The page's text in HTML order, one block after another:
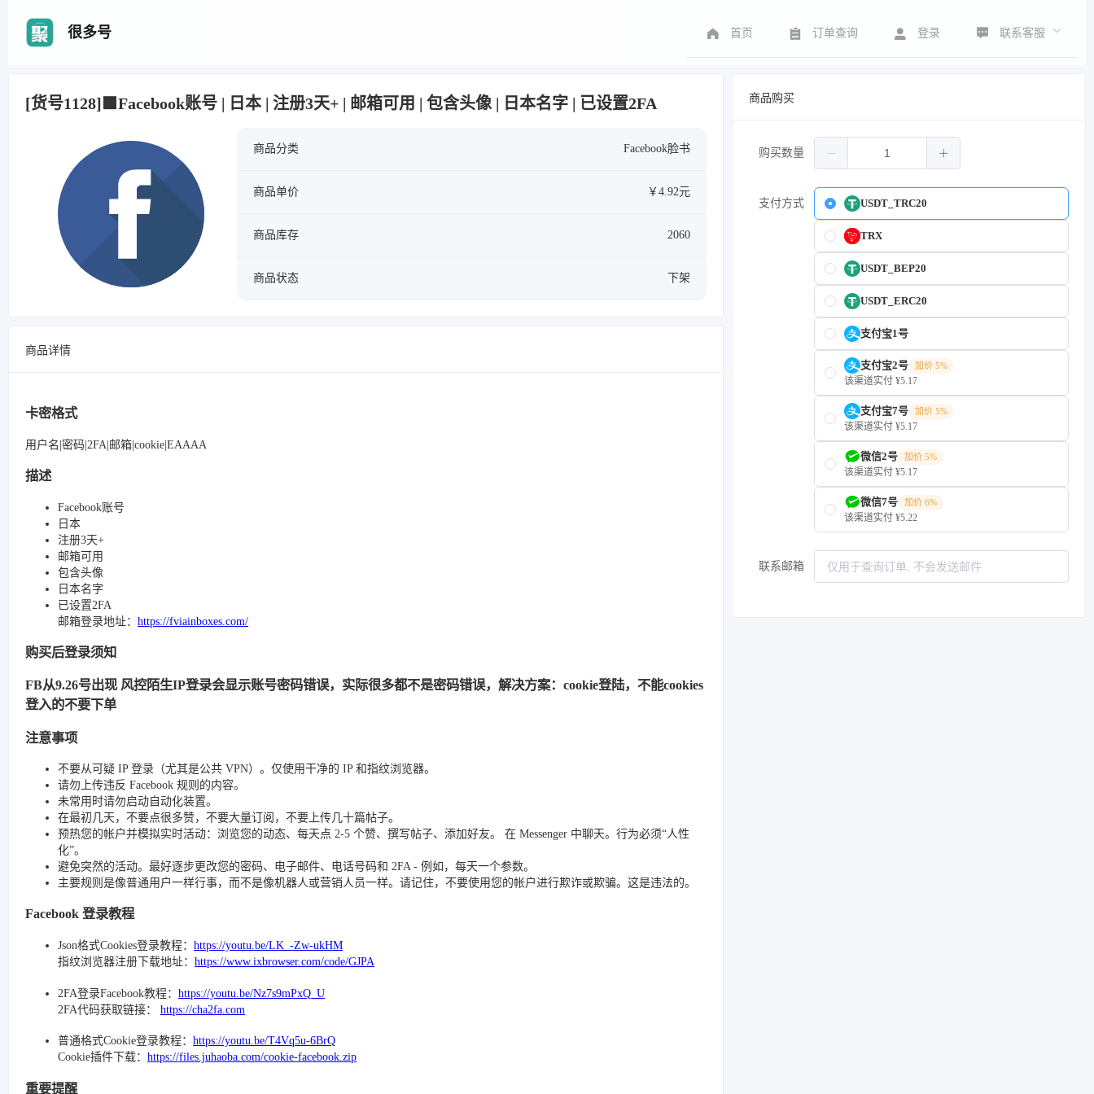
很多号 首页 订单查询 登录 联系客服
[货号1128]🟩Facebook账号 | 日本 | 注册3天+ | 邮箱可用 | 包含头像 | 日本名字 | 已设置2FA
商品分类 Facebook脸书
商品单价 ￥4.92元
商品库存 2060
商品状态 下架
商品详情
卡密格式
用户名|密码|2FA|邮箱|cookie|EAAAA
描述
Facebook账号
日本
注册3天+
邮箱可用
包含头像
日本名字
已设置2FA
邮箱登录地址： https://fviainboxes.com/
购买后登录须知
FB从9.26号出现 风控陌生IP登录会显示账号密码错误，实际很多都不是密码错误，解决方案：cookie登陆，不能cookies
登入的不要下单
注意事项
不要从可疑 IP 登录（尤其是公共 VPN）。仅使用干净的 IP 和指纹浏览器。
请勿上传违反 Facebook 规则的内容。
未常用时请勿启动自动化装置。
在最初几天，不要点很多赞，不要大量订阅，不要上传几十篇帖子。
预热您的帐户并模拟实时活动：浏览您的动态、每天点 2-5 个赞、撰写帖子、添加好友。 在 Messenger 中聊天。行为必须“人性
化”。
避免突然的活动。最好逐步更改您的密码、电子邮件、电话号码和 2FA - 例如，每天一个参数。
主要规则是像普通用户一样行事，而不是像机器人或营销人员一样。请记住，不要使用您的帐户进行欺诈或欺骗。这是违法的。
Facebook 登录教程
Json格式Cookies登录教程： https://youtu.be/LK_-Zw-ukHM
指纹浏览器注册下载地址： https://www.ixbrowser.com/code/GJPA
2FA登录Facebook教程： https://youtu.be/Nz7s9mPxQ_U
2FA代码获取链接： https://cha2fa.com
普通格式Cookie登录教程： https://youtu.be/T4Vq5u-6BrQ
Cookie插件下载： https://files.juhaoba.com/cookie-facebook.zip
重要提醒
商品购买
购买数量
支付方式 USDT_TRC20
TRX
USDT_BEP20
USDT_ERC20
支付宝1号
支付宝2号 加价 5%
该渠道实付 ¥5.17
支付宝7号 加价 5%
该渠道实付 ¥5.17
微信2号 加价 5%
该渠道实付 ¥5.17
微信7号 加价 6%
该渠道实付 ¥5.22
联系邮箱